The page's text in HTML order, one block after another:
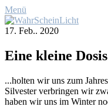
Menü
17. Feb.. 2020
Ei­ne klei­ne
...hol­ten wir uns zum
Sil­ves­ter ver­brin­gen wir
ha­ben wir uns im Win­ter